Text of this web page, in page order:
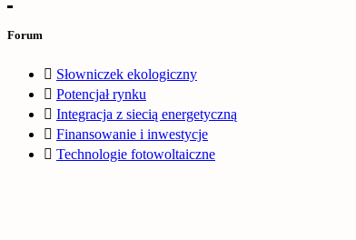
Forum
Słowniczek ekologiczny
Potencjał rynku
Integracja z siecią energetyczną
Finansowanie i inwestycje
Technologie fotowoltaiczne